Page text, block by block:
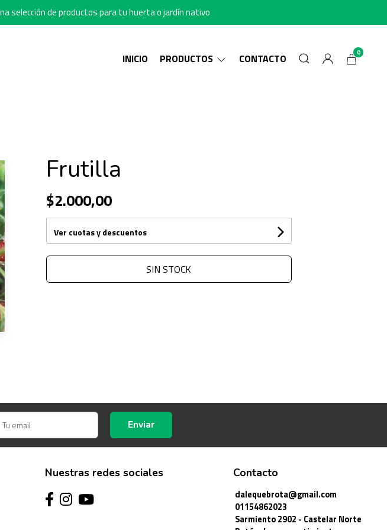
selección de productos para tu huerta o jardín nativo
INICIO PRODUCTOS CONTACTO 0
Frutilla
$2.000,00
Ver cuotas y descuentos
SIN STOCK
Enviar
Nuestras redes sociales Contacto
dalequebrota@gmail.com
01154862023
Sarmiento 2902 - Castelar Norte